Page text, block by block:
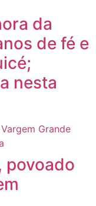
da
de fé e
nesta
povoado